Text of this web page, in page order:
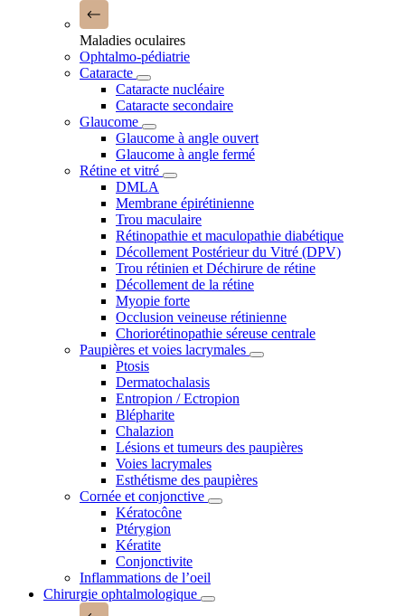
Maladies oculaires
Ophtalmo-pédiatrie
Cataracte
Cataracte nucléaire
Cataracte secondaire
Glaucome
Glaucome à angle ouvert
Glaucome à angle fermé
Rétine et vitré
DMLA
Membrane épirétinienne
Trou maculaire
Rétinopathie et maculopathie diabétique
Décollement Postérieur du Vitré (DPV)
Trou rétinien et Déchirure de rétine
Décollement de la rétine
Myopie forte
Occlusion veineuse rétinienne
Choriorétinopathie séreuse centrale
Paupières et voies lacrymales
Ptosis
Dermatochalasis
Entropion / Ectropion
Blépharite
Chalazion
Lésions et tumeurs des paupières
Voies lacrymales
Esthétisme des paupières
Cornée et conjonctive
Kératocône
Ptérygion
Kératite
Conjonctivite
Inflammations de l’oeil
Chirurgie ophtalmologique